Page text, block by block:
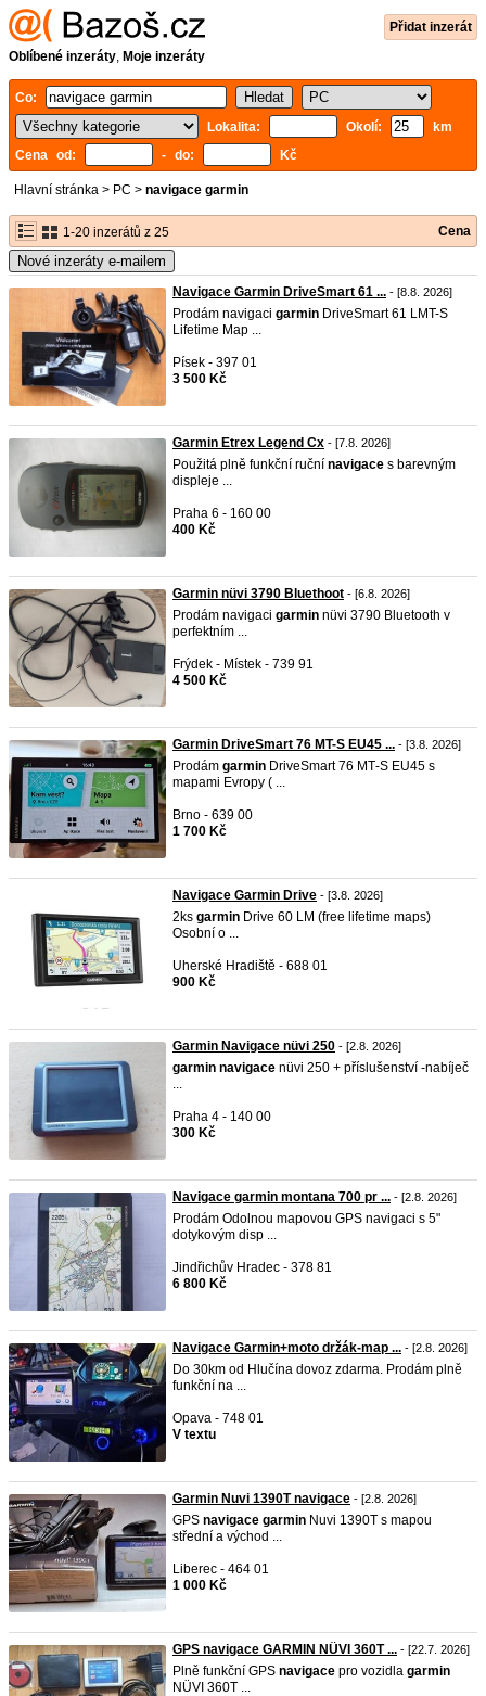
Přidat inzerát
Oblíbené inzeráty, Moje inzeráty
Co:
Lokalita:
Okolí:
km
Cena od:
- do: Kč
Hlavní stránka > PC > navigace garmin
1-20 inzerátů z 25 Cena
Nové inzeráty e-mailem
Navigace Garmin DriveSmart 61 ... - [8.8. 2026]
Prodám navigaci garmin DriveSmart 61 LMT-S
Lifetime Map ...
Písek - 397 01
3 500 Kč
Garmin Etrex Legend Cx - [7.8. 2026]
Použitá plně funkční ruční navigace s barevným
displeje ...
Praha 6 - 160 00
400 Kč
Garmin nüvi 3790 Bluethoot - [6.8. 2026]
Prodám navigaci garmin nüvi 3790 Bluetooth v
perfektním ...
Frýdek - Místek - 739 91
4 500 Kč
Garmin DriveSmart 76 MT-S EU45 ... - [3.8. 2026]
Prodám garmin DriveSmart 76 MT‑S EU45 s
mapami Evropy ( ...
Brno - 639 00
1 700 Kč
Navigace Garmin Drive - [3.8. 2026]
2ks garmin Drive 60 LM (free lifetime maps)
Osobní o ...
Uherské Hradiště - 688 01
900 Kč
Garmin Navigace nüvi 250 - [2.8. 2026]
garmin navigace nüvi 250 + příslušenství -nabíječ
...
Praha 4 - 140 00
300 Kč
Navigace garmin montana 700 pr ... - [2.8. 2026]
Prodám Odolnou mapovou GPS navigaci s 5"
dotykovým disp ...
Jindřichův Hradec - 378 81
6 800 Kč
Navigace Garmin+moto držák-map ... - [2.8. 2026]
Do 30km od Hlučína dovoz zdarma. Prodám plně
funkční na ...
Opava - 748 01
V textu
Garmin Nuvi 1390T navigace - [2.8. 2026]
GPS navigace garmin Nuvi 1390T s mapou
střední a východ ...
Liberec - 464 01
1 000 Kč
GPS navigace GARMIN NÜVI 360T ... - [22.7. 2026]
Plně funkční GPS navigace pro vozidla garmin
NÜVI 360T ...